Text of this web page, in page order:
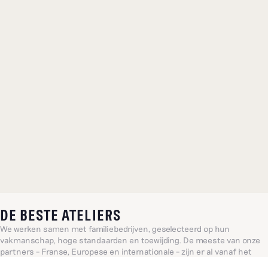
DE BESTE ATELIERS
We werken samen met familiebedrijven, geselecteerd op hun
vakmanschap, hoge standaarden en toewijding. De meeste van onze
partners – Franse, Europese en internationale – zijn er al vanaf het